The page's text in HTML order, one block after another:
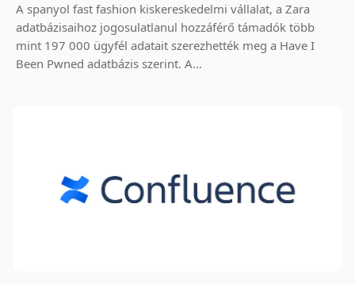
A spanyol fast fashion kiskereskedelmi vállalat, a Zara
adatbázisaihoz jogosulatlanul hozzáférő támadók több
mint 197 000 ügyfél adatait szerezhették meg a Have I
Been Pwned adatbázis szerint. A...